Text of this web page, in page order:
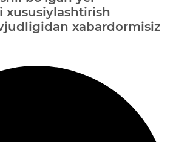
xususiylashtirish
xabardormisiz